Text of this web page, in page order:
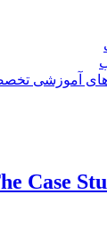
آموزشی
Case